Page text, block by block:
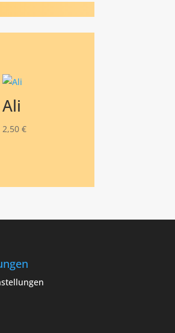
Ali
2,50€